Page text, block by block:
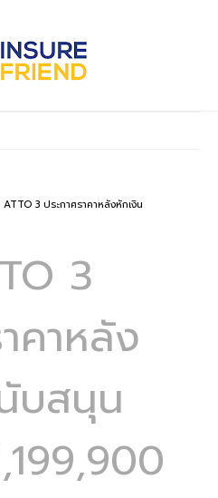
ATTO 3 ประกาศราคาหลังหักเงิน
3
คาหลัง
บสนุน